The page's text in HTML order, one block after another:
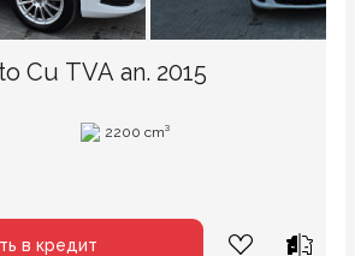
Cu TVA an. 2015
2200 cm³
в кредит